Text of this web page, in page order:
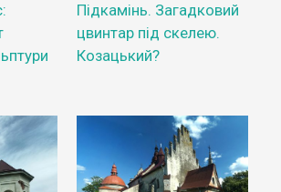
Підкамінь. Загадковий
цвинтар під скелею.
Козацький?